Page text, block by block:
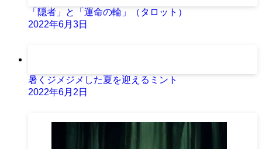
「隠者」と「運命の輪」（タロット）
2022年6月3日
暑くジメジメした夏を迎えるミント
2022年6月2日